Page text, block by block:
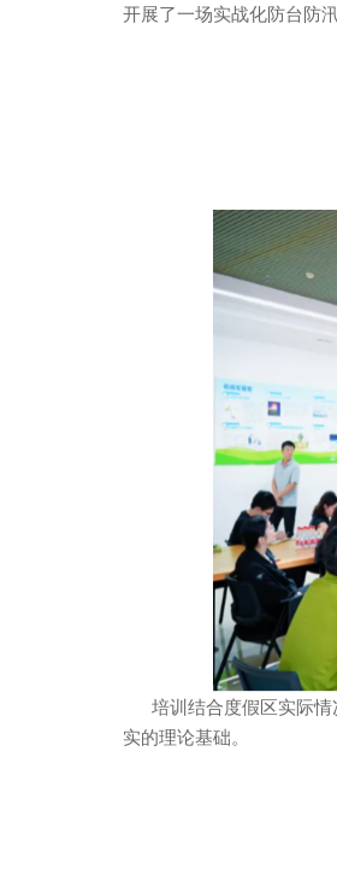
开展了一场实战化防台防
培训结合度假区实际情
实的理论基础。